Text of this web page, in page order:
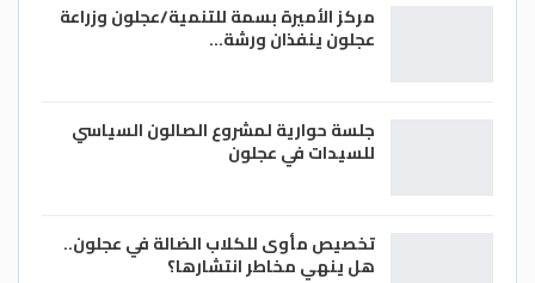
مركز الأميرة بسمة للتنمية/عجلون وزراعة
عجلون ينفذان ورشة…
جلسة حوارية لمشروع الصالون السياسي
للسيدات في عجلون
تخصيص مأوى للكلاب الضالة في عجلون..
هل ينهي مخاطر انتشارها؟